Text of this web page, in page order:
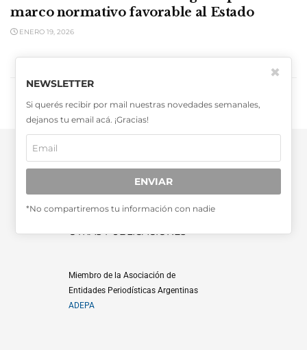
marco normativo favorable al Estado
ENERO 19, 2026
SABER MÁS >>
OTRAS PUBLICACIONES >>
Miembro de la Asociación de
Entidades Periodísticas Argentinas
ADEPA
NEWSLETTER
Si querés recibir por mail nuestras novedades semanales,
dejanos tu email acá. ¡Gracias!
ENVIAR
*No compartiremos tu información con nadie
✖